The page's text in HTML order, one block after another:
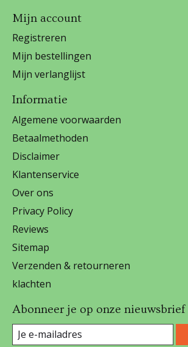
Mijn account
Registreren
Mijn bestellingen
Mijn verlanglijst
Informatie
Algemene voorwaarden
Betaalmethoden
Disclaimer
Klantenservice
Over ons
Privacy Policy
Reviews
Sitemap
Verzenden & retourneren
klachten
Abonneer je op onze nieuwsbrief